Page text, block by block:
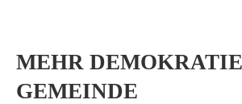
MEHR
GEMEINDE